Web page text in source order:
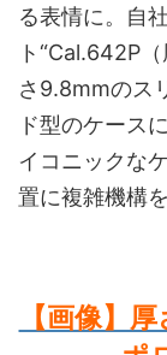
る表情に。自
ト“Cal.642P
さ9.8mmのス
ド型のケース
イコニックな
置に複雑機構
【画像】